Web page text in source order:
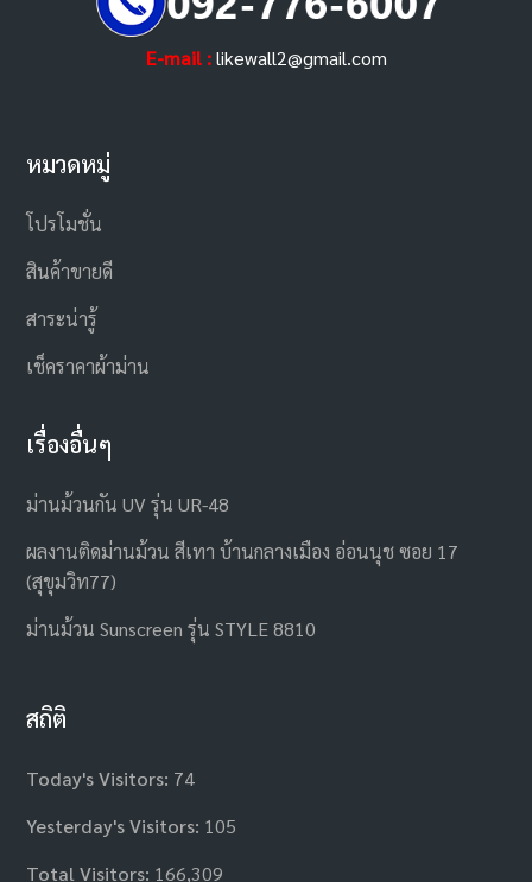
E-mail : likewall2@gmail.com
หมวดหมู่
โปรโมชั่น
สินค้าขายดี
สาระน่ารู้
เช็คราคาผ้าม่าน
เรื่องอื่นๆ
ม่านม้วนกัน UV รุ่น UR-48
ผลงานติดม่านม้วน สีเทา บ้านกลางเมือง อ่อนนุช ซอย 17
(สุขุมวิท77)
ม่านม้วน Sunscreen รุ่น STYLE 8810
สถิติ
Today's Visitors: 74
Yesterday's Visitors: 105
Total Visitors: 166,309